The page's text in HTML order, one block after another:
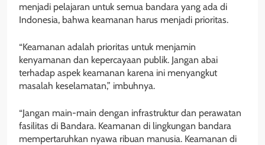
menjadi pelajaran untuk semua bandara yang ada di
Indonesia, bahwa keamanan harus menjadi prioritas.
“Keamanan adalah prioritas untuk menjamin
kenyamanan dan kepercayaan publik. Jangan abai
terhadap aspek keamanan karena ini menyangkut
masalah keselamatan,” imbuhnya.
“Jangan main-main dengan infrastruktur dan perawatan
fasilitas di Bandara. Keamanan di lingkungan bandara
mempertaruhkan nyawa ribuan manusia. Keamanan di